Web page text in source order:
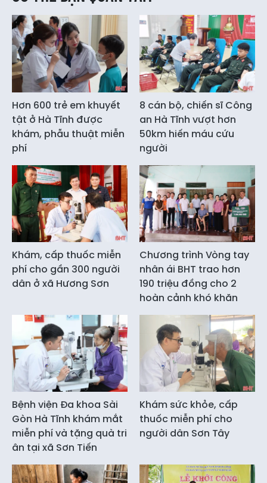
Hơn 600 trẻ em khuyết
tật ở Hà Tĩnh được
khám, phẫu thuật miễn
phí
8 cán bộ, chiến sĩ Công
an Hà Tĩnh vượt hơn
50km hiến máu cứu
người
Khám, cấp thuốc miễn
phí cho gần 300 người
dân ở xã Hương Sơn
Chương trình Vòng tay
nhân ái BHT trao hơn
190 triệu đồng cho 2
hoàn cảnh khó khăn
Bệnh viện Đa khoa Sài
Gòn Hà Tĩnh khám mắt
miễn phí và tặng quà tri
ân tại xã Sơn Tiến
Khám sức khỏe, cấp
thuốc miễn phí cho
người dân Sơn Tây